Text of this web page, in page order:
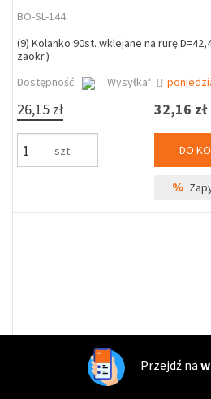
BO-SL-144
(9) Kolanko 90st. wklejane na rurę
zaokr.)
Dostępność
Wysyłka*:
26,15 zł
szt
32,16 zł
DO
%
Przejdź na